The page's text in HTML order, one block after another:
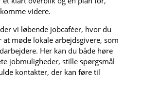
videre.
vi løbende jobcaféer, hvor du
møde lokale arbejdsgivere, som
Her kan du både høre
jobmuligheder, stille spørgsmål
kontakter, der kan føre til